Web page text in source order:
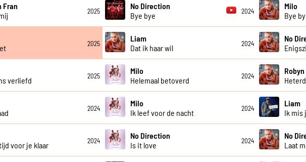
Fran
2025
No Direction
Bye bye
2024
Milo
Bye
2025
Liam
Dat ik haar wil
2024
No
verliefd
2025
Milo
Helemaal betoverd
2024
Robyn
2024
Milo
Ik leef voor de nacht
2024
Liam
Ik mis
voor je klaar
2024
No Direction
Is it love
2024
No
Laat